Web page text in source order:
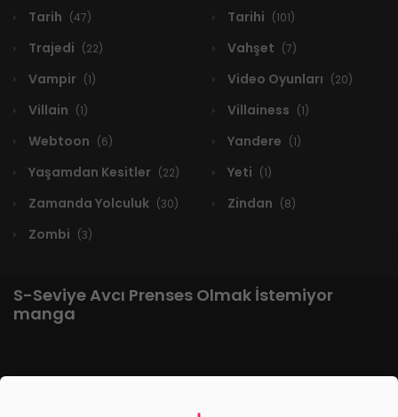
Tarih (47) Tarihi (101)
Trajedi (22) Vahşet (7)
Vampir (1) Video Oyunları (20)
Villain (1) Villainess (1)
Webtoon (6) Yandere (1)
Yaşamdan Kesitler (22) Yeti (1)
Zamanda Yolculuk (30) Zindan (8)
Zombi (3)
S-Seviye Avcı Prenses Olmak İstemiyor
manga